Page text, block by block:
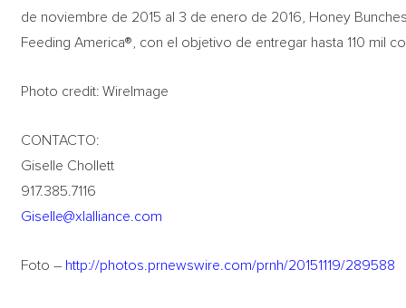
de noviembre de 2015 al 3 de enero de 2016, Honey
Feeding America®, con el objetivo de entregar hasta 110 mil
Photo credit: WireImage
CONTACTO:
Giselle Chollett
917.385.7116
Giselle@xlalliance.com
Foto – http://photos.prnewswire.com/prnh/20151119/289588